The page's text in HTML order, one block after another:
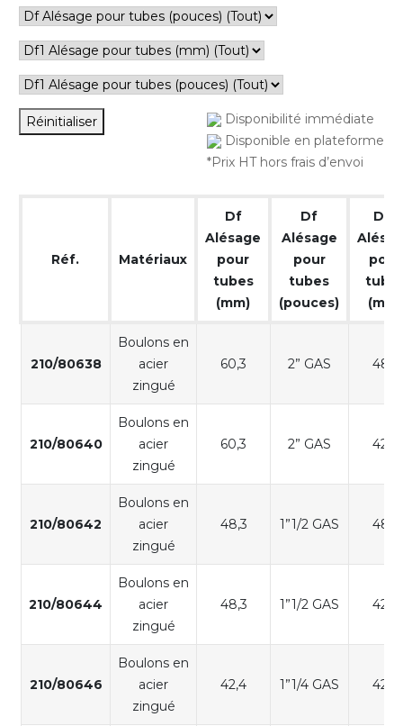
Réinitialiser
Disponibilité immédiate
Disponible en plateforme
*Prix HT hors frais d’envoi
Réf. Matériaux
Df
Alésage
pour
tubes
(mm)
Df
Alésage
pour
tubes
(pouces)
Df1
pour
(mm)
210/80638
Boulons en
acier
zingué
60,3 2” GAS 48,3
210/80640
Boulons en
acier
zingué
60,3 2” GAS 42,4
210/80642
Boulons en
acier
zingué
48,3 1”1/2 GAS 48,3
210/80644
Boulons en
acier
zingué
48,3 1”1/2 GAS 42,4
210/80646
Boulons en
acier
zingué
42,4 1”1/4 GAS 42,4